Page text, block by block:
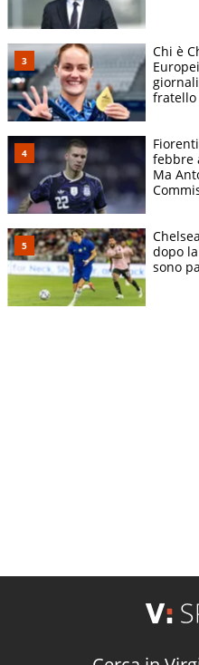
Chi è
fratello
febbre
Ma
dopo
sono